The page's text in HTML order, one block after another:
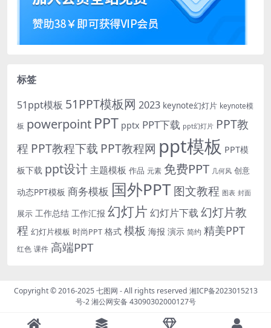
标签
51ppt模板 51PPT模板网 2023 keynote幻灯片 keynote模
板 powerpoint PPT pptx PPT下载 ppt幻灯片 PPT教
程 PPT教程下载 PPT教程网 ppt模板 PPT模
板下载 ppt设计 主题模板 作品 元素 免费PPT 几何风 创意
动态PPT模板 商务模板 国外PPT图文教程 图表 封面
展示 工作总结 工作汇报 幻灯片 幻灯片下载 幻灯片教
程 幻灯片模板 时尚PPT 格式 模板 海报 演示 简约 精美PPT
红色 课件 高端PPT
Copyright © 2016-2025七图网 - All rights reserved 湘ICP备2023015213
号-2湘公网安备 43090302000127号